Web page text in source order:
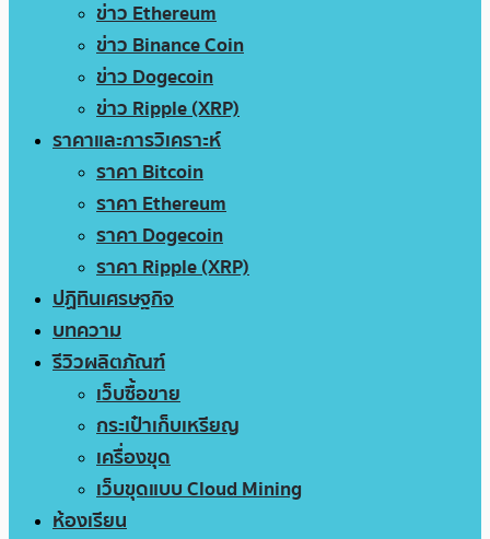
ข่าว Ethereum
ข่าว Binance Coin
ข่าว Dogecoin
ข่าว Ripple (XRP)
ราคาและการวิเคราะห์
ราคา Bitcoin
ราคา Ethereum
ราคา Dogecoin
ราคา Ripple (XRP)
ปฏิทินเศรษฐกิจ
บทความ
รีวิวผลิตภัณฑ์
เว็บซื้อขาย
กระเป๋าเก็บเหรียญ
เครื่องขุด
เว็บขุดแบบ Cloud Mining
ห้องเรียน